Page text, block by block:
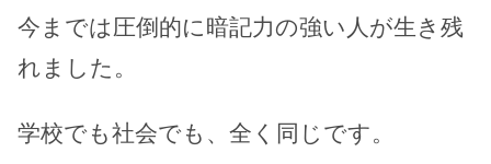
今までは圧倒的に暗記力の強い人が生き残
れました。
学校でも社会でも、全く同じです。